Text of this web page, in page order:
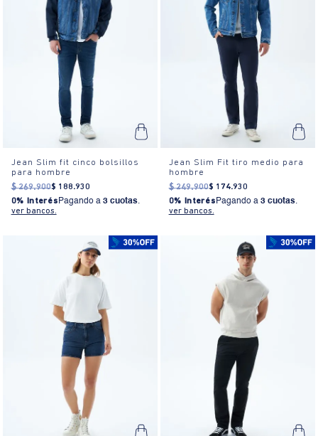
Jean Slim fit cinco bolsillos
para hombre
$ 269.900$ 188.930
0% Interés Pagando a 3 cuotas.
ver bancos.
Jean Slim Fit tiro medio para
hombre
$ 249.900$ 174.930
0% Interés Pagando a 3 cuotas.
ver bancos.